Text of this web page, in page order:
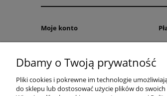
Moje konto
Ustawienia konta
Przechowalnia
Dbamy o Twoją prywatność
Pliki cookies i pokrewne im technologie
do sklepu lub dostosować użycie plików do